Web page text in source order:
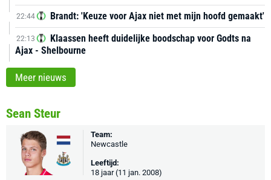
22:44 Brandt: 'Keuze voor Ajax niet met mijn hoofd gemaakt'
22:13
Klaassen heeft duidelijke boodschap voor Godts na
Ajax - Shelbourne
Meer nieuws
Sean Steur
Team:
Newcastle
Leeftijd:
18 jaar (11 jan. 2008)